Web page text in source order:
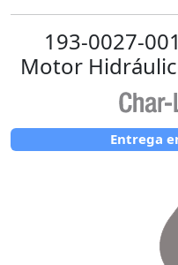
193-0027-
Motor
Entrega